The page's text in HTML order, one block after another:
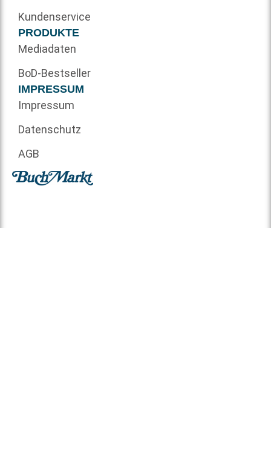
Kundenservice
PRODUKTE
Mediadaten
BoD-Bestseller
IMPRESSUM
Impressum
Datenschutz
AGB